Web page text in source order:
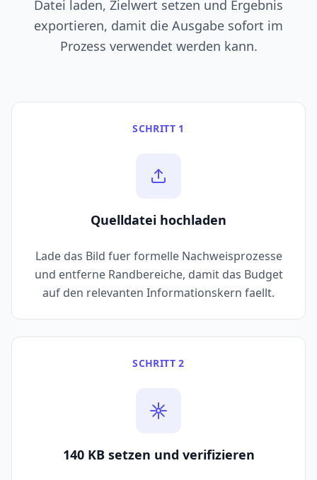
Datei laden, Zielwert setzen und Ergebnis
exportieren, damit die Ausgabe sofort im
Prozess verwendet werden kann.
SCHRITT 1
Quelldatei hochladen
Lade das Bild fuer formelle Nachweisprozesse
und entferne Randbereiche, damit das Budget
auf den relevanten Informationskern faellt.
SCHRITT 2
140 KB setzen und verifizieren